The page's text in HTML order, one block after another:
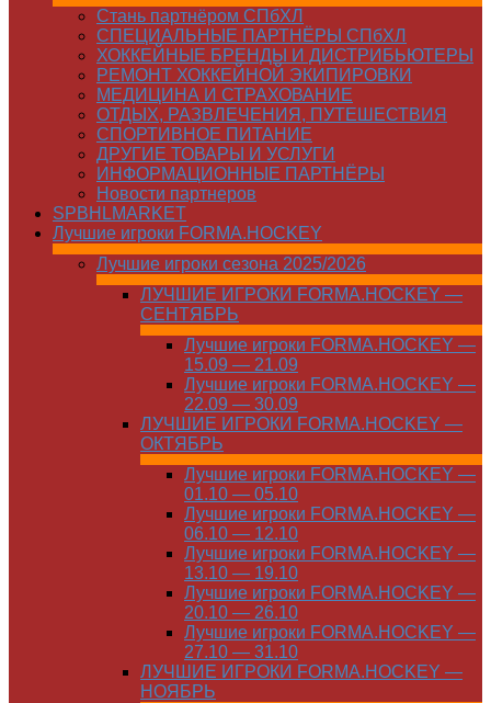
Стань партнёром СПбХЛ
СПЕЦИАЛЬНЫЕ ПАРТНЁРЫ СПбХЛ
ХОККЕЙНЫЕ БРЕНДЫ И ДИСТРИБЬЮТЕРЫ
РЕМОНТ ХОККЕЙНОЙ ЭКИПИРОВКИ
МЕДИЦИНА И СТРАХОВАНИЕ
ОТДЫХ, РАЗВЛЕЧЕНИЯ, ПУТЕШЕСТВИЯ
СПОРТИВНОЕ ПИТАНИЕ
ДРУГИЕ ТОВАРЫ И УСЛУГИ
ИНФОРМАЦИОННЫЕ ПАРТНЁРЫ
Новости партнеров
SPBHLMARKET
Лучшие игроки FORMA.HOCKEY
Лучшие игроки сезона 2025/2026
ЛУЧШИЕ ИГРОКИ FORMA.HOCKEY —
СЕНТЯБРЬ
Лучшие игроки FORMA.HOCKEY —
15.09 — 21.09
Лучшие игроки FORMA.HOCKEY —
22.09 — 30.09
ЛУЧШИЕ ИГРОКИ FORMA.HOCKEY —
ОКТЯБРЬ
Лучшие игроки FORMA.HOCKEY —
01.10 — 05.10
Лучшие игроки FORMA.HOCKEY —
06.10 — 12.10
Лучшие игроки FORMA.HOCKEY —
13.10 — 19.10
Лучшие игроки FORMA.HOCKEY —
20.10 — 26.10
Лучшие игроки FORMA.HOCKEY —
27.10 — 31.10
ЛУЧШИЕ ИГРОКИ FORMA.HOCKEY —
НОЯБРЬ